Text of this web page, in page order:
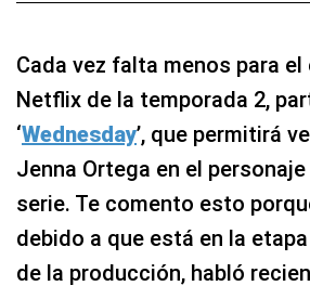
Cada vez falta menos para el
Netflix de la temporada 2,
‘Wednesday’, que permitirá
Jenna Ortega en el
serie. Te comento esto
debido a que está en la
de la producción, habló